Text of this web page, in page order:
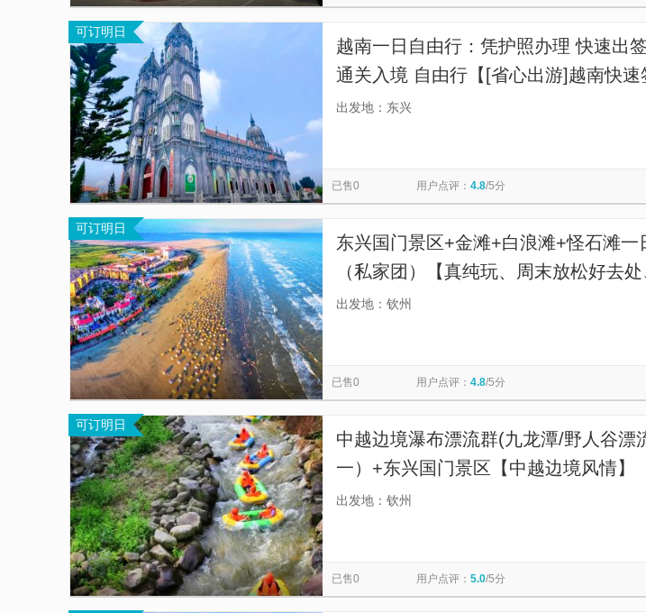
可订明日
越南一日自由行：凭护照办理 快速出
通关入境 自由行【[省心出游]越南快速
一小时出签，无需到现场办理】
出发地：东兴
已售0 用户点评： 4.8/5分
可订明日
东兴国门景区+金滩+白浪滩+怪石滩一
（私家团）【真纯玩、周末放松好去
境看大海、海洋民族-京族聚居地、一眼
出发地：钦州
已售0 用户点评： 4.8/5分
可订明日
中越边境瀑布漂流群(九龙潭/野人谷漂
一）+东兴国门景区【中越边境风情】
出发地：钦州
已售0 用户点评： 5.0/5分